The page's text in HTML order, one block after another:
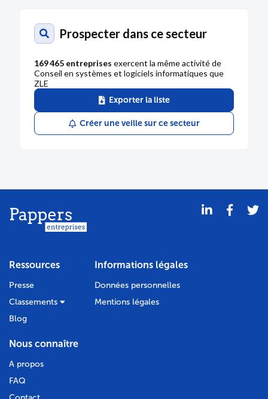
Prospecter dans ce secteur
169 465 entreprises exercent la même activité de
Conseil en systèmes et logiciels informatiques que
ZLE
Exporter la liste
Créer une veille sur ce secteur
Ressources
Presse
Classements
Blog
Informations légales
Données personnelles
Mentions légales
Nous connaître
A propos
FAQ